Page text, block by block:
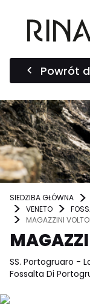
Powrót
SIEDZIBA GŁÓWNA
VENETO
MAGAZZINI
SS. Portogruaro -
Fossalta Di